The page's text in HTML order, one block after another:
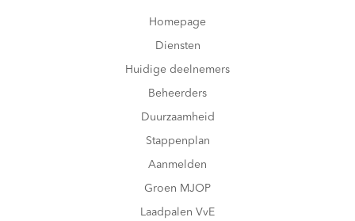
Homepage
Diensten
Huidige deelnemers
Beheerders
Duurzaamheid
Stappenplan
Aanmelden
Groen MJOP
Laadpalen VvE